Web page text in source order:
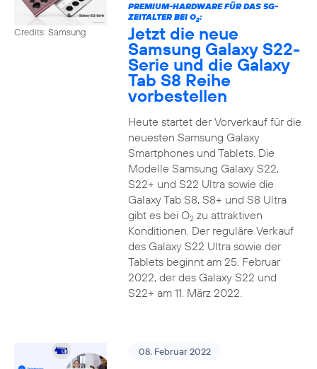
Credits: Samsung
PREMIUM-HARDWARE FÜR DAS 5G-
ZEITALTER BEI O2:
Jetzt die neue
Samsung Galaxy S22-
Serie und die Galaxy
Tab S8 Reihe
vorbestellen
Heute startet der Vorverkauf für die
neuesten Samsung Galaxy
Smartphones und Tablets. Die
Modelle Samsung Galaxy S22,
S22+ und S22 Ultra sowie die
Galaxy Tab S8, S8+ und S8 Ultra
gibt es bei O2zu attraktiven
Konditionen. Der reguläre Verkauf
des Galaxy S22 Ultra sowie der
Tablets beginnt am 25. Februar
2022, der des Galaxy S22 und
S22+ am 11. März 2022.
08. Februar 2022